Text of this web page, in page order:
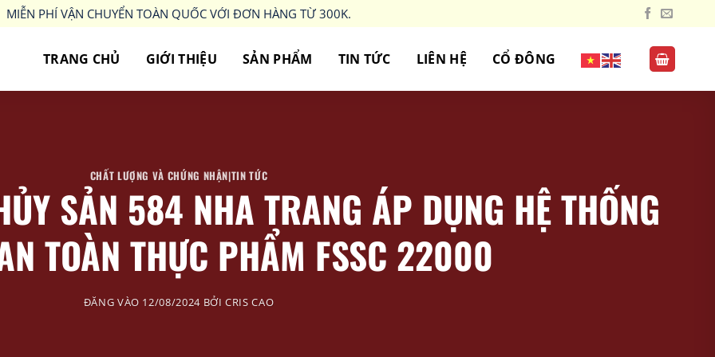
MIỄN PHÍ VẬN CHUYỂN TOÀN QUỐC VỚI ĐƠN HÀNG TỪ 300K.
TRANG CHỦ GIỚI THIỆU SẢN PHẨM TIN TỨC LIÊN HỆ CỔ ĐÔNG
CHẤT LƯỢNG VÀ CHỨNG NHẬN|TIN TỨC
SẢN 584 NHA TRANG ÁP DỤNG HỆ THỐNG
TOÀN THỰC PHẨM FSSC 22000
ĐĂNG VÀO 12/08/2024 BỞICRIS CAO